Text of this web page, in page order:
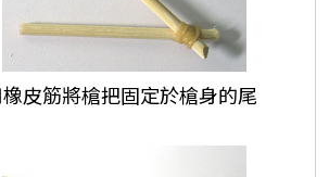
橡皮筋將槍把固定於槍身的尾